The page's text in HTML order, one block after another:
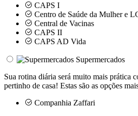
CAPS I
Centro de Saúde da Mulher e
Central de Vacinas
CAPS II
CAPS AD Vida
Supermercados
Sua rotina diária será muito mais prática
pertinho de casa! Estas são as opções
Companhia Zaffari